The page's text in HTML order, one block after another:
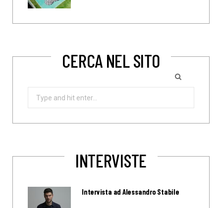
CERCA NEL SITO
INTERVISTE
Intervista ad Alessandro Stabile